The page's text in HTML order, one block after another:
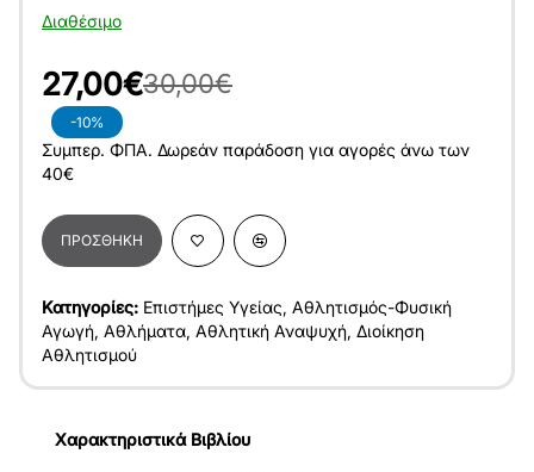
Διαθέσιμο
-10%
27,00€30,00€
Συμπερ. ΦΠΑ. Δωρεάν παράδοση για αγορές άνω των
40€
ΠΡΟΣΘΉΚΗ
Κατηγορίες: Επιστήμες Υγείας, Αθλητισμός-Φυσική
Αγωγή, Αθλήματα, Αθλητική Αναψυχή, Διοίκηση
Αθλητισμού
Χαρακτηριστικά Βιβλίου